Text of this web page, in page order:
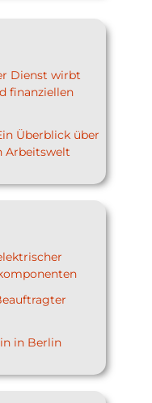
Dienst wirbt
finanziellen
Überblick über
Arbeitswelt
in Berlin